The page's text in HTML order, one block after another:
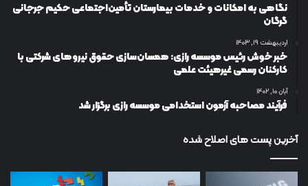
نگاهی به امکانات و خدمات بیمارستان تأمین‌اجتماعی حکیم جرجانی
گرگان
اردیبهشت ۱۹, ۱۴۰۳
خبر خوش رئیس موسسه رازی: همسان‌سازی حقوق نیروهای شرکتی با
کارکنان رسمی غیرهیئت علمی
آبان ۱۰, ۱۴۰۲
فرآیند مصاحبه آزمون استخدامی موسسه رازی برگزار شد
آخرین پست های اصلاح شده